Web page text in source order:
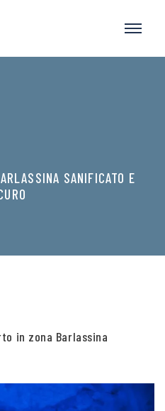
SANIFICATO E
in zona Barlassina